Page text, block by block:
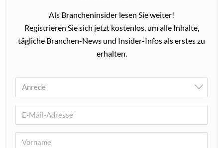
Als Brancheninsider lesen Sie weiter!
Registrieren Sie sich jetzt kostenlos, um alle Inhalte,
tägliche Branchen-News und Insider-Infos als erstes zu
erhalten.
Anrede